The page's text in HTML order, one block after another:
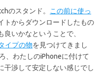
のスタンド。
この前に使っ
トからダウンロードしたもの
いかなということで、
イプの物を見つけてきまし
、わたしのiPhoneに付けて
干渉して安定しない感じでし